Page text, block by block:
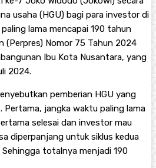
usaha (HGU) bagi para investor di
lama mencapai 190 tahun
(Perpres) Nomor 75 Tahun 2024
Ibu Kota Nusantara, yang
2024.
pemberian HGU yang
Pertama, jangka waktu paling lama
selesai dan investor mau
diperpanjang untuk siklus kedua
totalnya menjadi 190